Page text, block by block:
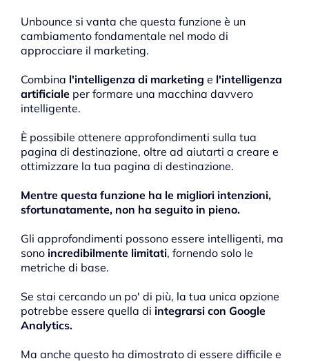
Unbounce si vanta che questa funzione è un
cambiamento fondamentale nel modo di
approcciare il marketing.
Combina l'intelligenza di marketing e l'intelligenza
artificiale per formare una macchina davvero
intelligente.
È possibile ottenere approfondimenti sulla tua
pagina di destinazione, oltre ad aiutarti a creare e
ottimizzare la tua pagina di destinazione.
Mentre questa funzione ha le migliori intenzioni,
sfortunatamente, non ha seguito in pieno.
Gli approfondimenti possono essere intelligenti, ma
sono incredibilmente limitati, fornendo solo le
metriche di base.
Se stai cercando un po' di più, la tua unica opzione
potrebbe essere quella di integrarsi con Google
Analytics.
Ma anche questo ha dimostrato di essere difficile e